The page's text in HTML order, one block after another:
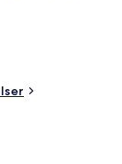
2
Rejsende har
personale.